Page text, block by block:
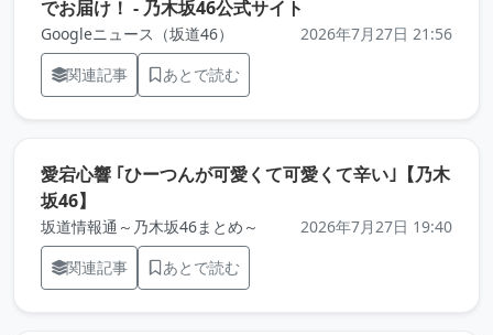
でお届け！ - 乃木坂46公式サイト
Googleニュース（坂道46）
2026年7月27日 21:56
関連記事
あとで読む
愛宕心響 ｢ひーつんが可愛くて可愛くて辛い｣【乃木
坂46】
坂道情報通～乃木坂46まとめ～
2026年7月27日 19:40
関連記事
あとで読む